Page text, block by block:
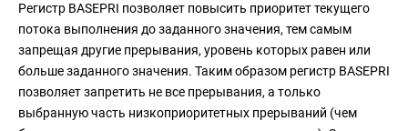
Регистр BASEPRI позволяет повысить приоритет текущего
потока выполнения до заданного значения, тем самым
запрещая другие прерывания, уровень которых равен или
больше заданного значения. Таким образом регистр BASEPRI
позволяет запретить не все прерывания, а только
выбранную часть низкоприоритетных прерываний (чем